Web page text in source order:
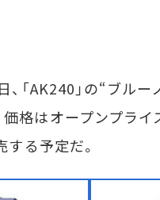
「AK240」の“ブル
格はオープンプライ
る予定だ。